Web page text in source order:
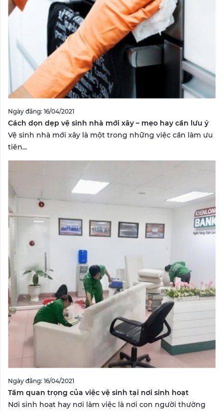
Ngày đăng: 16/04/2021
Cách dọn dẹp vệ sinh nhà mới xây – mẹo hay cần lưu ý
Vệ sinh nhà mới xây là một trong những việc cần làm ưu
tiên...
Ngày đăng: 16/04/2021
Tầm quan trọng của việc vệ sinh tại nơi sinh hoạt
Nơi sinh hoạt hay nơi làm việc là nơi con người thường